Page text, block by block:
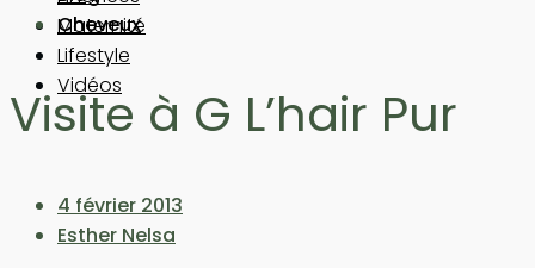
Maternité
Lifestyle
Vidéos
Cheveux
Visite à G L’hair Pur
4 février 2013
Esther Nelsa